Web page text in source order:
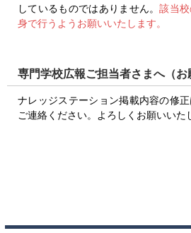
しているものではありません。該当
身で行うようお願いいたします。
専門学校広報ご担当者さまへ（お
ナレッジステーション掲載内容の修正
ご連絡ください。よろしくお願いいた